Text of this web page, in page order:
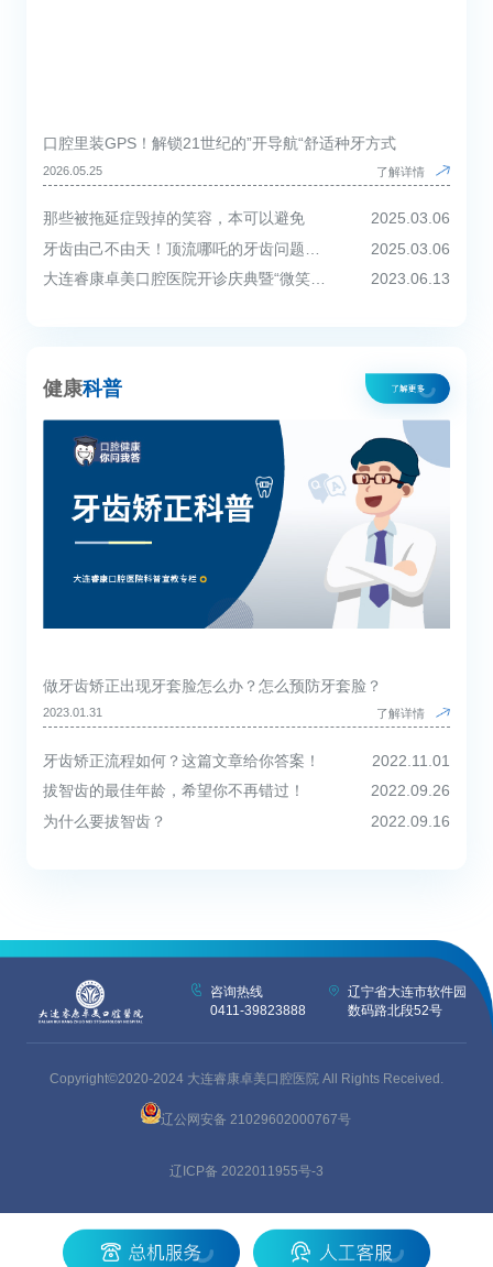
口腔里装GPS！解锁21世纪的”开导航“舒适种牙方式
2026.05.25 了解详情
那些被拖延症毁掉的笑容，本可以避免
2025.03.06
2025.03.06
大连睿康卓美口腔医院开诊庆典暨“微笑您健康”全民口腔健康计划启动仪式圆满举行！
2023.06.13
健康科普
做牙齿矫正出现牙套脸怎么办？怎么预防牙套脸？
2023.01.31 了解详情
牙齿矫正流程如何？这篇文章给你答案！
2022.11.01
拔智齿的最佳年龄，希望你不再错过！
2022.09.26
为什么要拔智齿？
2022.09.16
咨询热线
0411-39823888
辽宁省大连市软件园
数码路北段52号
Copyright©2020-2024 大连睿康卓美口腔医院 All Rights Received.
辽公网安备 21029602000767号
辽ICP备 2022011955号-3